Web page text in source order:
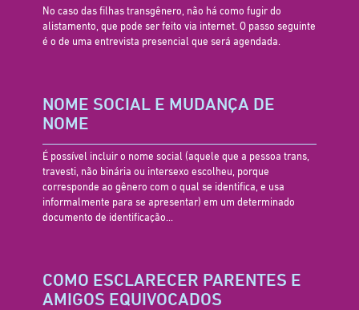
No caso das filhas transgênero, não há como fugir do
alistamento, que pode ser feito via internet. O passo seguinte
é o de uma entrevista presencial que será agendada.
NOME SOCIAL E MUDANÇA DE
NOME
É possível incluir o nome social (aquele que a pessoa trans,
travesti, não binária ou intersexo escolheu, porque
corresponde ao gênero com o qual se identifica, e usa
informalmente para se apresentar) em um determinado
documento de identificação...
COMO ESCLARECER PARENTES E
AMIGOS EQUIVOCADOS